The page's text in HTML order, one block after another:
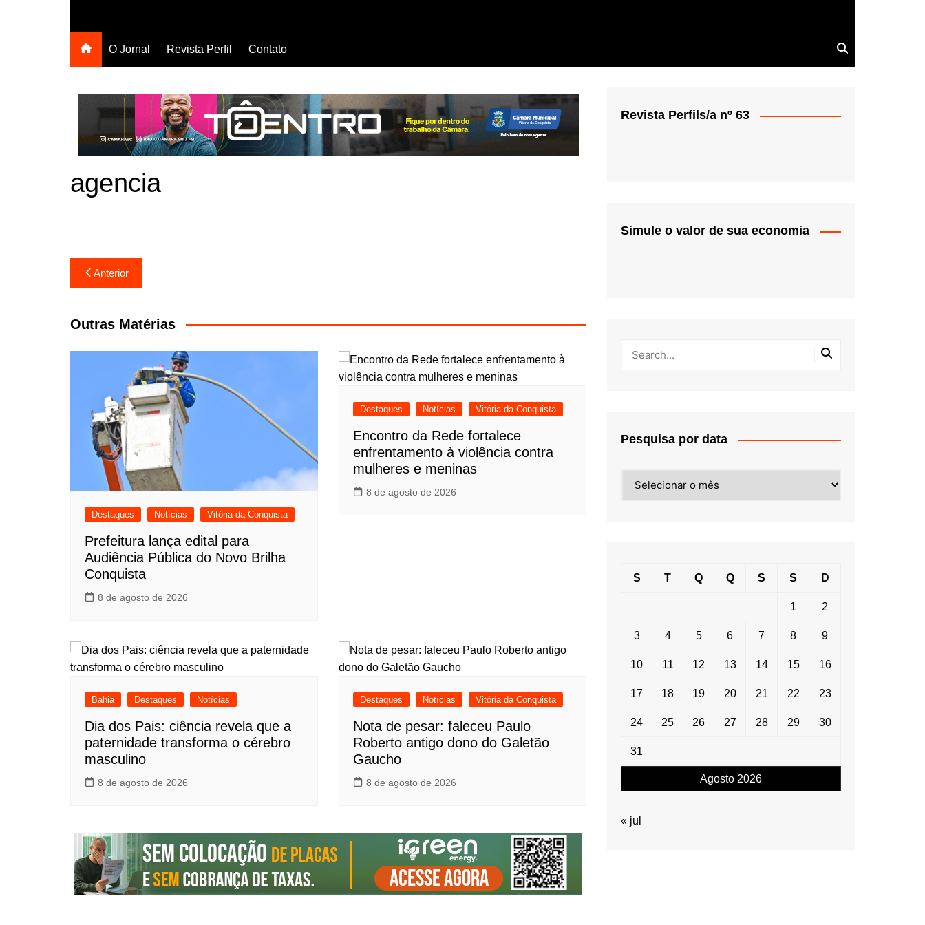
O Jornal Revista Perfil Contato
agencia
Navegação
de
Post
Anterior
Outras Matérias
Destaques Notícias Vitória da Conquista
Prefeitura lança edital para
Audiência Pública do Novo Brilha
Conquista
8 de agosto de 2026
Destaques Notícias Vitória da Conquista
Encontro da Rede fortalece
enfrentamento à violência contra
mulheres e meninas
8 de agosto de 2026
Bahia Destaques Notícias
Dia dos Pais: ciência revela que a
paternidade transforma o cérebro
masculino
8 de agosto de 2026
Destaques Notícias Vitória da Conquista
Nota de pesar: faleceu Paulo
Roberto antigo dono do Galetão
Gaucho
8 de agosto de 2026
Revista Perfils/a nº 63
Simule o valor de sua economia
Pesquisa por data
por
Agosto 2026
S T Q Q S S D
1 2
3 4 5 6 7 8 9
10 11 12 13 14 15 16
17 18 19 20 21 22 23
24 25 26 27 28 29 30
31
« jul